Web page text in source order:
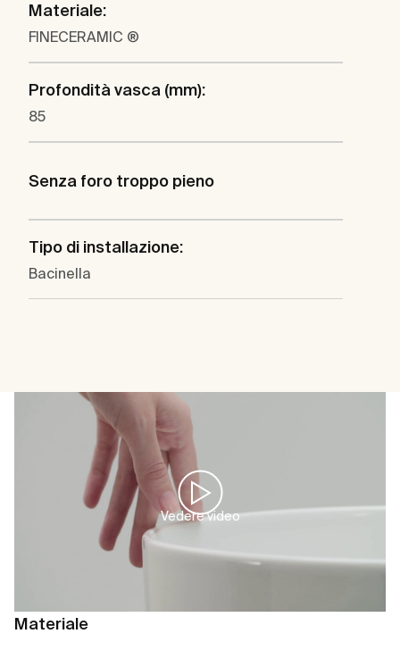
Materiale:
FINECERAMIC ®
Profondità vasca (mm):
85
Senza foro troppo pieno
Tipo di installazione:
Bacinella
Vedere video
Materiale